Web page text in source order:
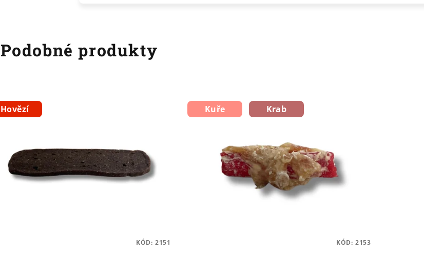
Podobné produkty
Hovězí
KÓD: 2151
Kuře Krab
KÓD: 2153